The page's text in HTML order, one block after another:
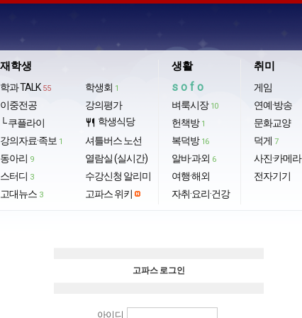
재학생
학과 TALK 55
이중전공
└ 쿠플라이
강의자료·족보 1
동아리 9
스터디 3
고대뉴스 3
학생회 1
강의평가
restaurant 학생식당
셔틀버스 노선
열람실 (실시간)
수강신청 알리미
고파스 위키
생활
sofo
벼룩시장 10
헌책방 1
복덕방 16
알바·과외 6
여행·해외
자취·요리·건강
취미
게임
연예·방송
문화교양
덕게 7
사진·카메라
전자기기
고파스 로그인
아이디